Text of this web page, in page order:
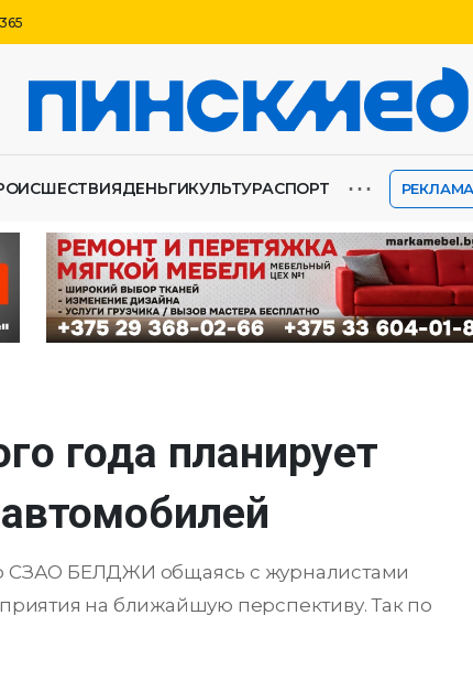
ДЕНЬГИКУЛЬТУРАСПОРТ ⋯
года планирует
СЗАО БЕЛДЖИ общаясь с журналистами
на ближайшую перспективу. Так по